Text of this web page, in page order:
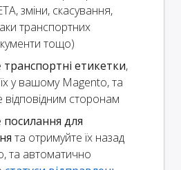
зміни, скасування,
транспортних
тощо)
транспортні етикетки,
у вашому Magento, та
відповідним сторонам
посилання для
та отримуйте їх назад
та автоматично